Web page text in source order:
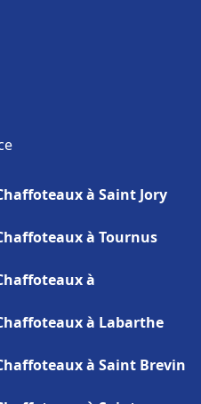
à Saint Jory
à Tournus
à
à Labarthe
à Saint Brevin